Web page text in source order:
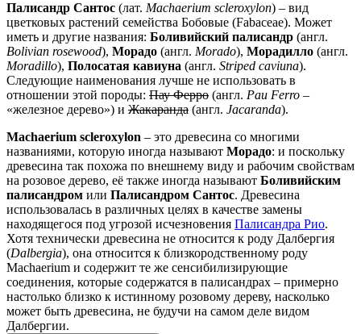
Палисандр Сантос (лат. Machaerium scleroxylon) – вид
цветковых растений семейства Бобовые (Fabaceae). Может
иметь и другие названия: Боливийский палисандр (англ.
Bolivian rosewood), Морадо (англ. Morado), Морадилло (англ.
Moradillo), Полосатая кавиуна (англ. Striped caviuna).
Следующие наименования лучше не использовать в
отношении этой породы: Пау Ферро (англ. Pau Ferro –
железное дерево ) и Жакаранда (англ. Jacaranda).
Machaerium scleroxylon – это древесина со многими
названиями, которую иногда называют Морадо: и поскольку
древесина так похожа по внешнему виду и рабочим свойствам
на розовое дерево, её также иногда называют Боливийским
палисандром или Палисандром Сантос. Древесина
использовалась в различных целях в качестве замены
находящегося под угрозой исчезновения Палисандра Рио.
Хотя технически древесина не относится к роду Далбергия
(Dalbergia), она относится к близкородственному роду
Machaerium и содержит те же сенсибилизирующие
соединения, которые содержатся в палисандрах – примерно
настолько близко к истинному розовому дереву, насколько
может быть древесина, не будучи на самом деле видом
Далбергии.